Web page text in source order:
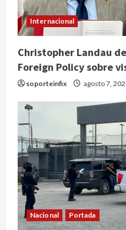
Internacional
Christopher Landau
Foreign Policy sobre
soporteinfix agosto 7,
Nacional Portada